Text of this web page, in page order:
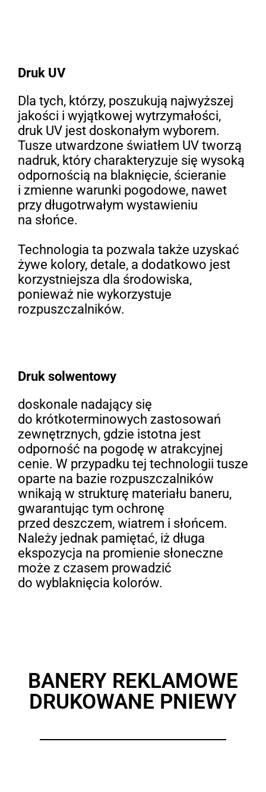
Druk solwentowy
doskonale nadający się
do krótkoterminowych zastosowań
zewnętrznych, gdzie istotna jest
odporność na pogodę w atrakcyjnej
cenie. W przypadku tej technologii tusze
oparte na bazie rozpuszczalników
wnikają w strukturę materiału baneru,
gwarantując tym ochronę
przed deszczem, wiatrem i słońcem.
Należy jednak pamiętać, iż długa
ekspozycja na promienie słoneczne
może z czasem prowadzić
do wyblaknięcia kolorów.
Druk UV
Dla tych, którzy, poszukują najwyższej
jakości i wyjątkowej wytrzymałości,
druk UV jest doskonałym wyborem.
Tusze utwardzone światłem UV tworzą
nadruk, który charakteryzuje się wysoką
odpornością na blaknięcie, ścieranie
i zmienne warunki pogodowe, nawet
przy długotrwałym wystawieniu
na słońce.
Technologia ta pozwala także uzyskać
żywe kolory, detale, a dodatkowo jest
korzystniejsza dla środowiska,
ponieważ nie wykorzystuje
rozpuszczalników.
BANERY REKLAMOWE
DRUKOWANE PNIEWY